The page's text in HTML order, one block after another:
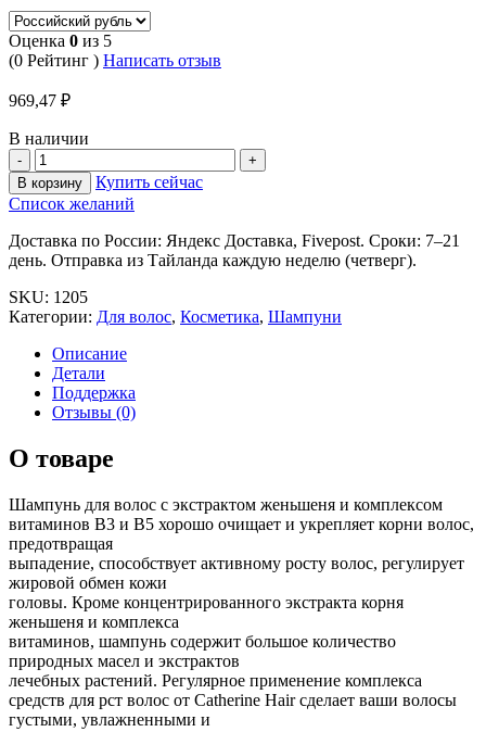
Оценка 0 из 5
(0 Рейтинг ) Написать отзыв
969,47 ₽
В наличии
В корзину
Купить сейчас
Список желаний
Доставка по России: Яндекс Доставка, Fivepost. Сроки: 7–21
день. Отправка из Тайланда каждую неделю (четверг).
SKU: 1205
Категории: Для волос, Косметика, Шампуни
Описание
Детали
Поддержка
Отзывы (0)
О товаре
Шампунь для волос с экстрактом женьшеня и комплексом
витаминов В3 и В5 хорошо очищает и укрепляет корни волос,
предотвращая
выпадение, способствует активному росту волос, регулирует
жировой обмен кожи
головы. Кроме концентрированного экстракта корня
женьшеня и комплекса
витаминов, шампунь содержит большое количество
природных масел и экстрактов
лечебных растений. Регулярное применение комплекса
средств для рст волос от Catherine Hair сделает ваши волосы
густыми, увлажненными и